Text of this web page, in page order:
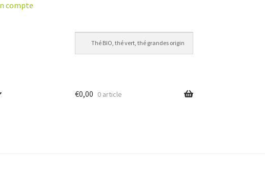
compte
€0,00 0 article